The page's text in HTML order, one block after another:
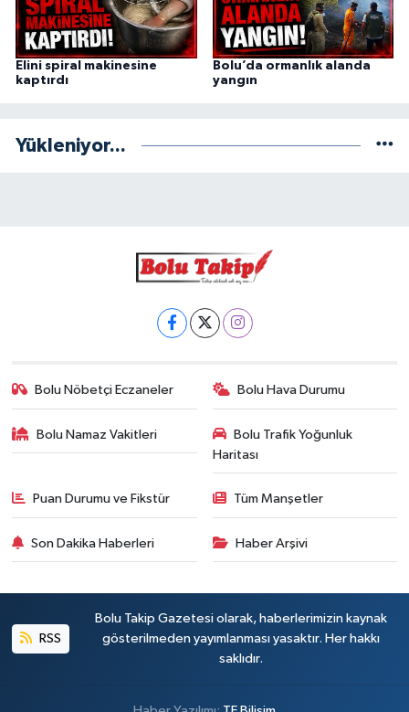
Elini spiral makinesine
kaptırdı
Bolu’da ormanlık alanda
yangın
Yükleniyor...
Bolu Nöbetçi Eczaneler Bolu Hava Durumu
Bolu Namaz Vakitleri
Bolu Trafik Yoğunluk
Haritası
Puan Durumu ve Fikstür Tüm Manşetler
Son Dakika Haberleri Haber Arşivi
RSS
Bolu Takip Gazetesi olarak, haberlerimizin kaynak
gösterilmeden yayımlanması yasaktır. Her hakkı
saklıdır.